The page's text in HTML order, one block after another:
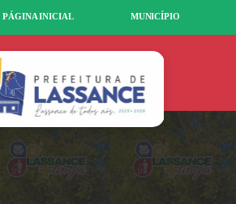
PÁGINA INICIAL MUNICÍPIO